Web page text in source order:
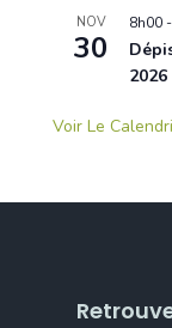
NOV
30
8h00 -
2026
Voir Le